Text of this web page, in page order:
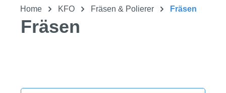
Home KFO Fräsen & Polierer Fräsen
Fräsen